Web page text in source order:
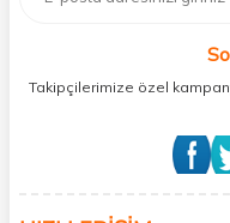
Takipçilerimize özel